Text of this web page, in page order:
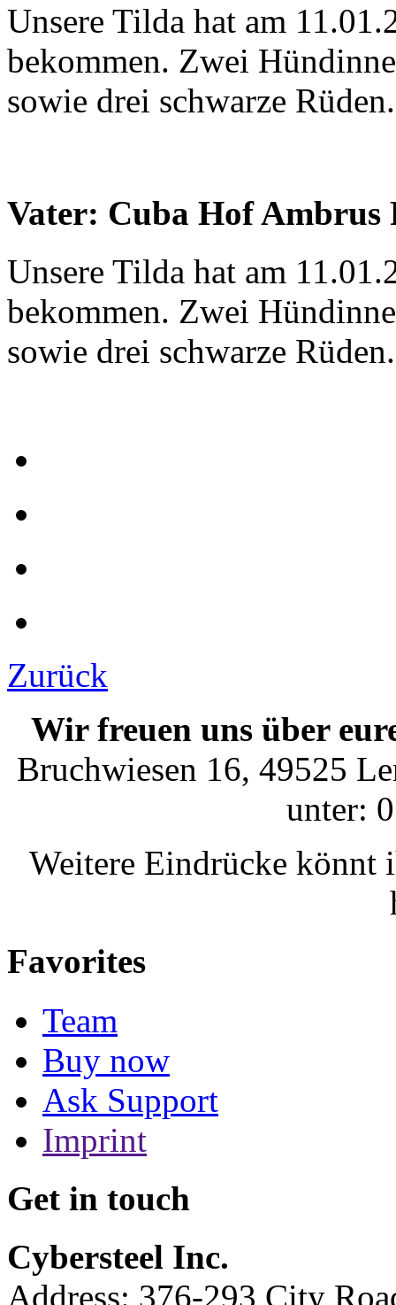
Unsere Tilda hat am
bekommen. Zwei
sowie drei schwarze
Vater: Cuba Hof Ambrus
Unsere Tilda hat am
bekommen. Zwei
sowie drei schwarze
Zurück
Wir freuen uns über
Bruchwiesen 16, 49525
unter:
Weitere Eindrücke könnt
Favorites
Team
Buy now
Ask Support
Imprint
Get in touch
Cybersteel Inc.
Address: 376-293 City